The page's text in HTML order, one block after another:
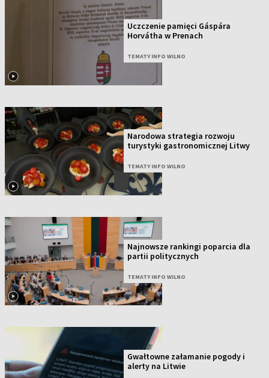
Uczczenie pamięci Gáspára
Horvátha w Prenach
TEMATY INFO WILNO
Narodowa strategia rozwoju
turystyki gastronomicznej Litwy
TEMATY INFO WILNO
Najnowsze rankingi poparcia dla
partii politycznych
TEMATY INFO WILNO
Gwałtowne załamanie pogody i
alerty na Litwie